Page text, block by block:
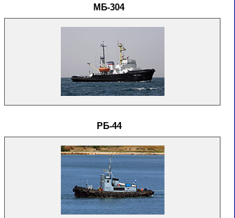
МБ-304
РБ-44